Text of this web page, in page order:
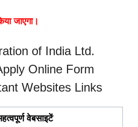
जाएगा।
of India Ltd.
Online Form
Websites Links
वेबसाइटें